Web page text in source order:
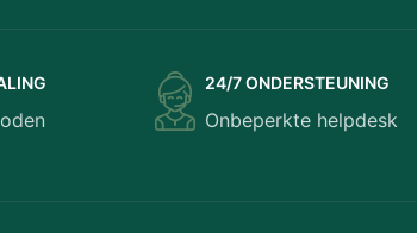
24/7 ONDERSTEUNING
Onbeperkte helpdesk